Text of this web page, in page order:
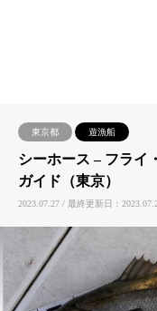
東京都 遊漁船
シーホース – ​フライ
ガイド（東京）
2023.07.27 / 最終更新日：